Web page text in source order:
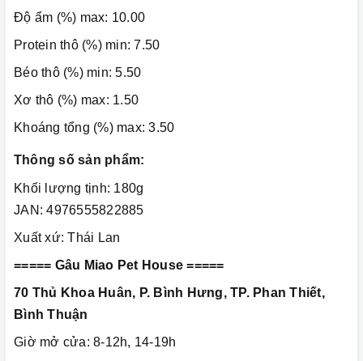
Độ ẩm (%) max: 10.00
Protein thô (%) min: 7.50
Béo thô (%) min: 5.50
Xơ thô (%) max: 1.50
Khoáng tổng (%) max: 3.50
Thông số sản phẩm:
Khối lượng tịnh: 180g
JAN: 4976555822885
Xuất xứ: Thái Lan
===== Gâu Miao Pet House =====
70 Thủ Khoa Huân, P. Bình Hưng, TP. Phan Thiết,
Bình Thuận
Giờ mở cửa: 8-12h, 14-19h